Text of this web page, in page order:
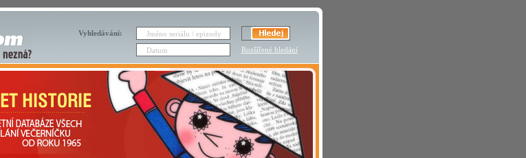
Vyhledávání:
Rozšířené hledání